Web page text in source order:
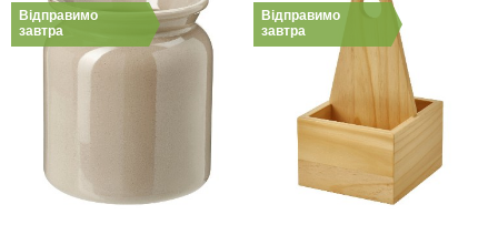
Відправимо
завтра
Відправимо
завтра